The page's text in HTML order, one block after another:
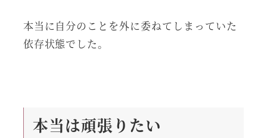
本当に自分のことを外に委ねてしまっていた
依存状態でした。
本当は頑張りたい